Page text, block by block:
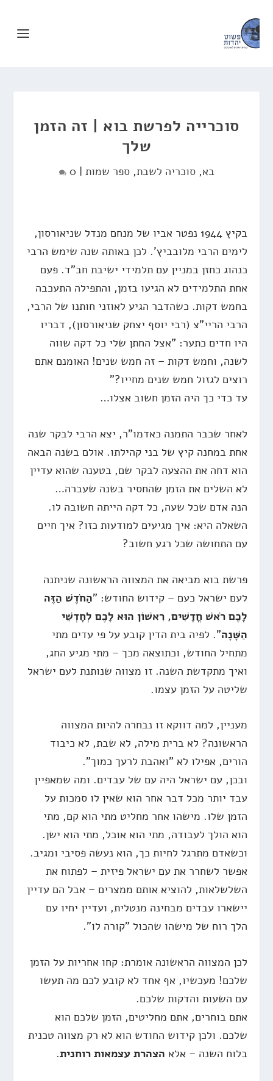
סוכרייה לפרשת בוא | זה הזמן
שלך
בא,סוכריה לשבת,ספר שמות |
0
בקיץ 1944 נפטר אביו של מנחם מנדל שניאורסון,
לימים הרבי מלובביץ'. לכן באותה שנה שימש הרבי
כנהוג כחזן במניין עם תלמידי ישיבת חב"ד. פעם
אחת התלמידים לא הגיעו בזמן, והתפילה התעכבה
בחמש דקות. כשהדבר הגיע לאוזני חותנו של הרבי,
הרבי הריי"צ (רבי יוסף יצחק שניאורסון), דבריו
היו חדים כתער: "אצל החתן שלי כל דקה שווה
לשנה, וחמש דקות – זה חמש שנים! האומנם אתם
רוצים לגזול חמש שנים מחייו?"
עד כדי כך היה הזמן חשוב אצלו…
לאחר שכבר התמנה כאדמו"ר, יצא הרבי לבקר שנה
אחת במחנה קיץ של בני קהילתו. אולם בשנה הבאה
הוא דחה את ההצעה לבקר שם, בטענה שהוא עדיין
לא השלים את הזמן שהחסיר בשנה שעברה…
הנה אדם שכל שעה, כל דקה הייתה חשובה לו.
השאלה היא: איך מגיעים למודעות כזו? איך חיים
עם התחושה שכל רגע חשוב?
פרשת בוא מביאה את המצווה הראשונה שניתנה
לעם ישראל כעם – קידוש החודש: "הַחֹדֶשׁ הַזֶּה
לָכֶם רֹאשׁ חֳדָשִׁים, רִאשׁוֹן הוּא לָכֶם לְחׇדְשֵׁי
הַשָּׁנָה". לפיה בית הדין קובע על פי עדים מתי
מתחיל החודש, וכתוצאה מכך – מתי מגיע החג,
ואיך מתקדשת השנה. זו מצווה שנותנת לעם ישראל
שליטה על הזמן עצמו.
מעניין, למה דווקא זו נבחרה להיות המצווה
הראשונה? לא ברית מילה, לא שבת, לא כיבוד
הורים, אפילו לא "ואהבת לרעך כמוך".
ובכן, עם ישראל היה עם של עבדים. ומה שמאפיין
עבד יותר מכל דבר אחר הוא שאין לו סמכות על
הזמן שלו. מישהו אחר מחליט מתי הוא קם, מתי
הוא הולך לעבודה, מתי הוא אוכל, מתי הוא ישן.
וכשאדם מתרגל לחיות כך, הוא נעשה פסיבי ומגיב.
אפשר לשחרר את עם ישראל פיזית – לפתוח את
השלשלאות, להוציא אותם ממצרים – אבל הם עדיין
יישארו עבדים מבחינה מנטלית, ועדיין יחיו עם
הלך רוח של מישהו שהכול "קורה לו".
לכן המצווה הראשונה אומרת: קחו אחריות על הזמן
שלכם! מעכשיו, אף אחד לא קובע לכם מה תעשו
עם השעות והדקות שלכם.
אתם בוחרים, אתם מחליטים, הזמן שלכם הוא
שלכם. ולכן קידוש החודש הוא לא רק מצווה טכנית
בלוח השנה – אלא הצהרת עצמאות רוחנית.